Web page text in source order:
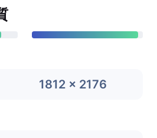
1812 x 2176